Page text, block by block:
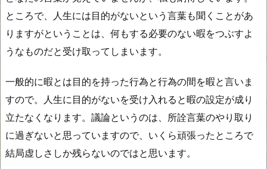
ところで、人生には目的がないという言葉も聞くことがあ
りますがということは、何もする必要のない暇をつぶすよ
うなものだと受け取ってしまいます。
一般的に暇とは目的を持った行為と行為の間を暇と言いま
すので。人生に目的がないを受け入れると暇の設定が成り
立たなくなります。議論というのは、所詮言葉のやり取り
に過ぎないと思っていますので、いくら頑張ったところで
結局虚しさしか残らないのではと思います。